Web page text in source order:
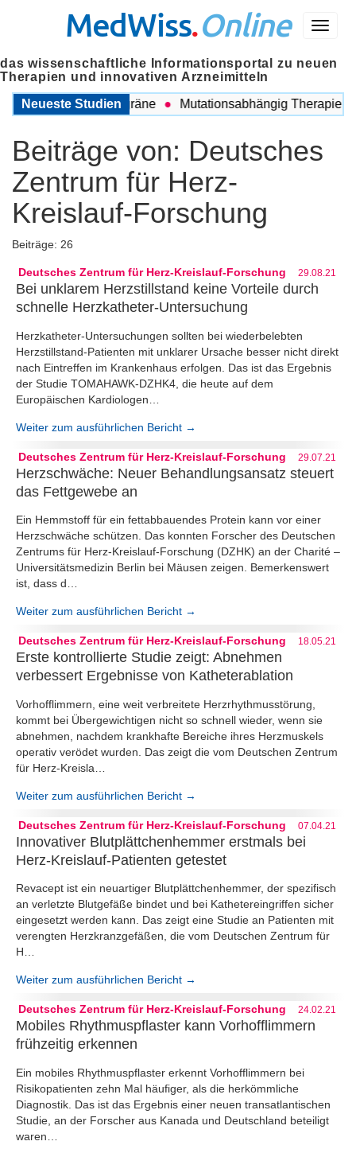
Menü
MedWiss.Online
das wissenschaftliche Informationsportal zu neuen
Therapien und innovativen Arzneimitteln
Neueste Studien
COPD und Migräne Mutationsabhängig Therapie
Beiträge von: Deutsches
Zentrum für Herz-
Kreislauf-Forschung
Beiträge: 26
Deutsches Zentrum für Herz-Kreislauf-Forschung 29.08.21
Bei unklarem Herzstillstand keine Vorteile durch
schnelle Herzkatheter-Untersuchung
Herzkatheter-Untersuchungen sollten bei wiederbelebten
Herzstillstand-Patienten mit unklarer Ursache besser nicht direkt
nach Eintreffen im Krankenhaus erfolgen. Das ist das Ergebnis
der Studie TOMAHAWK-DZHK4, die heute auf dem
Europäischen Kardiologen…
Weiter zum ausführlichen Bericht →
Deutsches Zentrum für Herz-Kreislauf-Forschung 29.07.21
Herzschwäche: Neuer Behandlungsansatz steuert
das Fettgewebe an
​Ein Hemmstoff für ein fettabbauendes Protein kann vor einer
Herzschwäche schützen. Das konnten Forscher des Deutschen
Zentrums für Herz-Kreislauf-Forschung (DZHK) an der Charité –
Universitätsmedizin Berlin bei Mäusen zeigen. Bemerkenswert
ist, dass d…
Weiter zum ausführlichen Bericht →
Deutsches Zentrum für Herz-Kreislauf-Forschung 18.05.21
Erste kontrollierte Studie zeigt: Abnehmen
verbessert Ergebnisse von Katheterablation
Vorhofflimmern, eine weit verbreitete Herzrhythmusstörung,
kommt bei Übergewichtigen nicht so schnell wieder, wenn sie
abnehmen, nachdem krankhafte Bereiche ihres Herzmuskels
operativ verödet wurden. Das zeigt die vom Deutschen Zentrum
für Herz-Kreisla…
Weiter zum ausführlichen Bericht →
Deutsches Zentrum für Herz-Kreislauf-Forschung 07.04.21
Innovativer Blutplättchenhemmer erstmals bei
Herz-Kreislauf-Patienten getestet
Revacept ist ein neuartiger Blutplättchenhemmer, der spezifisch
an verletzte Blutgefäße bindet und bei Kathetereingriffen sicher
eingesetzt werden kann. Das zeigt eine Studie an Patienten mit
verengten Herzkranzgefäßen, die vom Deutschen Zentrum für
H…
Weiter zum ausführlichen Bericht →
Deutsches Zentrum für Herz-Kreislauf-Forschung 24.02.21
Mobiles Rhythmuspflaster kann Vorhofflimmern
frühzeitig erkennen
Ein mobiles Rhythmuspflaster erkennt Vorhofflimmern bei
Risikopatienten zehn Mal häufiger, als die herkömmliche
Diagnostik. Das ist das Ergebnis einer neuen transatlantischen
Studie, an der Forscher aus Kanada und Deutschland beteiligt
waren…